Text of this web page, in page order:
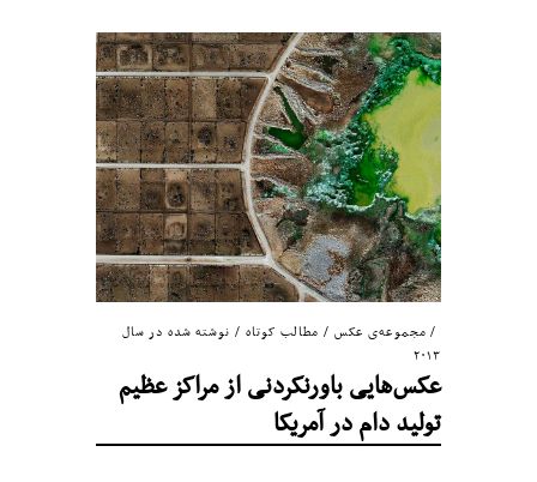
مجموعه‌ی عکس / مطالب کوتاه / نوشته شده در سال
۲۰۱۳
عکس‌هایی باورنکردنی از مراکز عظیم
تولید دام در آمریکا